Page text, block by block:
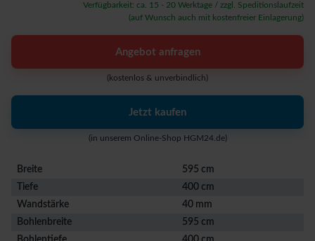
Verfügbarkeit: ca. 15 - 20 Werktage / zzgl. Speditionslaufzeit
(auf Wunsch auch mit kostenfreier Einlagerung)
Angebot anfragen
(kostenlos & unverbindlich)
Jetzt kaufen
(in unserem Online-Shop HGM24.de)
Breite
595 cm
Tiefe
400 cm
Wandstärke
40 mm
Bohlenbreite
595 cm